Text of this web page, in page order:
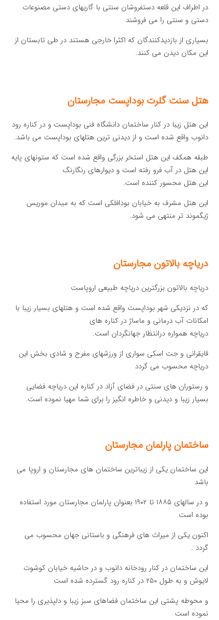
در اطراف این قلعه دستفروشان سنتی با گاریهای دستی مصنوعات
دستی و سنتی را می فروشند
بسیاری از بازدیدکنندگان که اکثرا خارجی هستند در طی تابستان از
این مکان دیدن می کنند.
هتل سنت گلرت بوداپست مجارستان
این هتل زیبا در کنار ساختمان دانشگاه فنی بوداپست و در کناره رود
دانوب واقع شده است و از دیدنی ترین هتلهای بوداپست می باشد.
طبقه همکف این هتل استخر بزرگی واقع شده است که ستونهای پایه
این هتل در آب فرو رفته است و دیوارهای رنگارنگ
این هتل محسور کننده است.
این هتل مشرف به خیابان بودافلکی است که به میدان موریس
ژیگموند تر منتهی می شود.
دریاچه بالاتون مجارستان
دریاچه بالاتون بزرگترین دریاچه طبیعی اروپاست
که در نزدیکی شهر بوداپست واقع شده است و هتلهای بسیار زیبا با
امکانات آب درمانی و ماساژ در کناره های
دریاچه همواره درانتظار جهانگردان است.
قایقرانی و جت اسکی سواری از ورزشهای مفرح و شادی بخش این
دریاچه محسوب می گردد
و رستوران های سنتی در فضای آزاد در کناره این دریاچه فضایی
بسیار زیبا و دیدنی و خاطره انگیز را برای شما مهیا نموده است.
ساختمان پارلمان مجارستان
این ساختمان یکی از زیباترین ساختمان های مجارستان و اروپا می
باشد
و در سالهای ۱۸۸۵ تا ۱۹۰۲ بعنوان پارلمان مجارستان مورد استفاده
بوده است
اکنون یکی از میراث های فرهنگی و باستانی جهان محسوب می
گردد .
این ساختمان در کنار رودخانه دانوب و در حاشیه خیابان کوشوت
لایوش و به طول ۲۵۰ در کناره رود گسترده شده است
و محوطه پشتی این ساختمان فضاهای سبز زیبا و دلپذیری را محیا
نموده است